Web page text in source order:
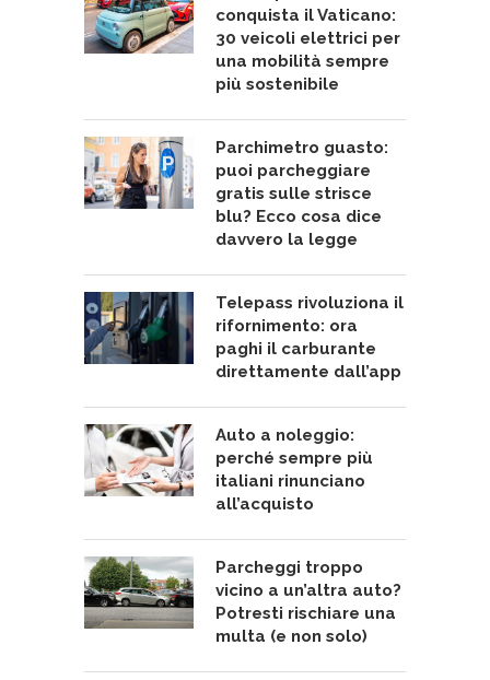
conquista il Vaticano:
30 veicoli elettrici per
una mobilità sempre
più sostenibile
Parchimetro guasto:
puoi parcheggiare
gratis sulle strisce
blu? Ecco cosa dice
davvero la legge
Telepass rivoluziona il
rifornimento: ora
paghi il carburante
direttamente dall’app
Auto a noleggio:
perché sempre più
italiani rinunciano
all’acquisto
Parcheggi troppo
vicino a un’altra auto?
Potresti rischiare una
multa (e non solo)